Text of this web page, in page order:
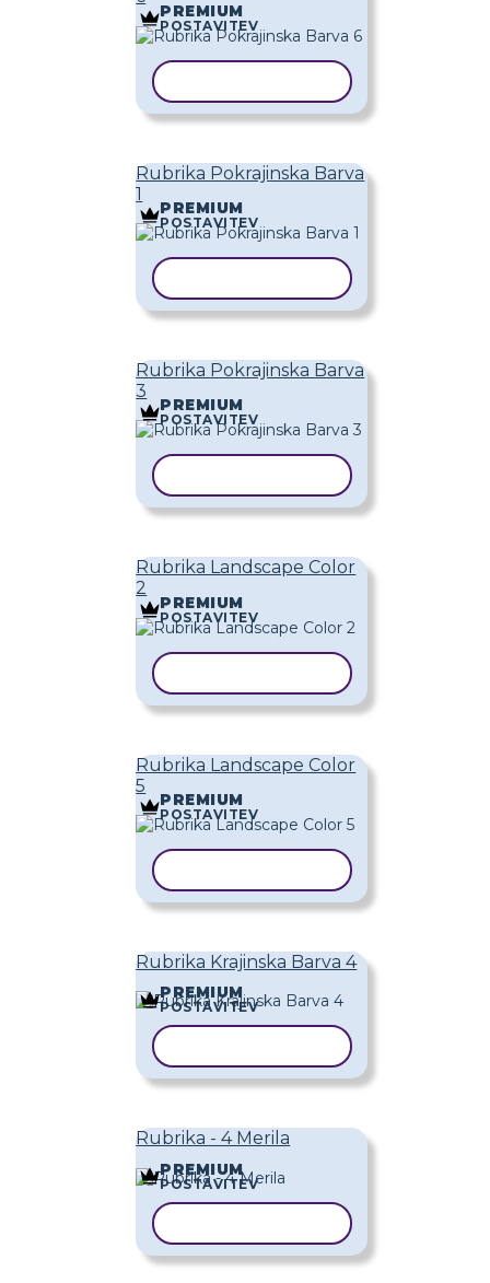
PREMIUM
POSTAVITEV
Rubrika Pokrajinska Barva
1
PREMIUM
POSTAVITEV
Rubrika Pokrajinska Barva
3
PREMIUM
POSTAVITEV
Rubrika Landscape Color
2
PREMIUM
POSTAVITEV
Rubrika Landscape Color
5
PREMIUM
POSTAVITEV
Rubrika Krajinska Barva 4
PREMIUM
POSTAVITEV
Rubrika - 4 Merila
PREMIUM
POSTAVITEV